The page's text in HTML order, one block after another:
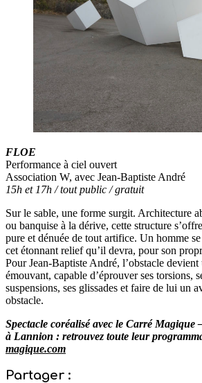
FLOE
Performance à ciel ouvert
Association W, avec Jean-Baptiste André
15h et 17h / tout public / gratuit
Sur le sable, une forme surgit. Architecture
ou banquise à la dérive, cette structure
pure et dénuée de tout artifice. Un homme
cet étonnant relief qu’il devra, pour son
Pour Jean-Baptiste André, l’obstacle
émouvant, capable d’éprouver ses torsions,
suspensions, ses glissades et faire de lui un
obstacle.
Spectacle coréalisé avec le Carré
à Lannion : retrouvez toute leur
magique.com
Partager :